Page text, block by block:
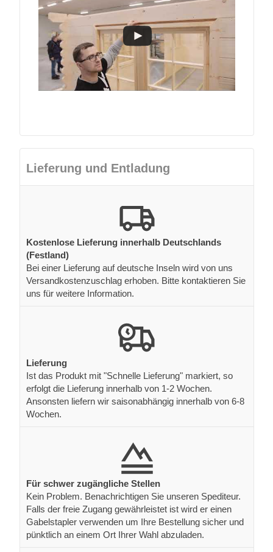
Lieferung und Entladung
Kostenlose Lieferung innerhalb Deutschlands
(Festland)
Bei einer Lieferung auf deutsche Inseln wird von uns
Versandkostenzuschlag erhoben. Bitte kontaktieren Sie
uns für weitere Information.
Lieferung
Ist das Produkt mit "Schnelle Lieferung" markiert, so
erfolgt die Lieferung innerhalb von 1-2 Wochen.
Ansonsten liefern wir saisonabhängig innerhalb von 6-8
Wochen.
Für schwer zugängliche Stellen
Kein Problem. Benachrichtigen Sie unseren Spediteur.
Falls der freie Zugang gewährleistet ist wird er einen
Gabelstapler verwenden um Ihre Bestellung sicher und
pünktlich an einem Ort Ihrer Wahl abzuladen.